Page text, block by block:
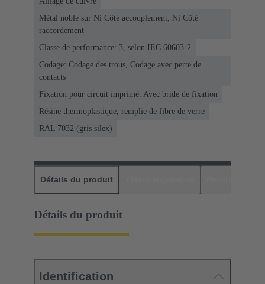
Métal noble sur Ni Côté accouplement, Ni Côté
raccordement
Classe de performance: 3, selon IEC 60603-2
Codage: Codage des trous, Codage avec perte de
contacts
Fixation pour circuit imprimé: Avec bride de fixation
Résine thermoplastique, remplie de fibre de verre
RAL 7032 (gris silex)
Détails du produit
Détails du produit
Identification